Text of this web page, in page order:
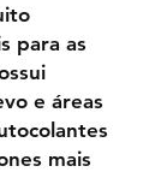
para as
e áreas
mais